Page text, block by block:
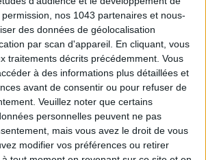
nos 1043 partenaires et nous-
des données de géolocalisation
par scan d'appareil. En cliquant, vous
traitements décrits précédemment. Vous
à des informations plus détaillées et
avant de consentir ou pour refuser de
Veuillez noter que certains
personnelles peuvent ne pas
mais vous avez le droit de vous
modifier vos préférences ou retirer
AIRBNB DE LA PISCINE AUTOUR DE PARIS ?